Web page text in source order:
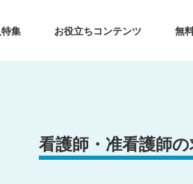
集 お役立ちコンテンツ 無
看護師・准看護師